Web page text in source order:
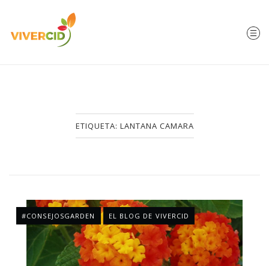
ETIQUETA: LANTANA CAMARA
#CONSEJOSGARDEN EL BLOG DE VIVERCID